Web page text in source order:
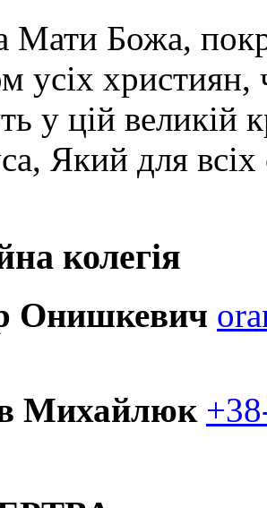
Мати Божа,
усіх християн,
у цій великій
Який для
колегія
Онишкевич
Михайлюк